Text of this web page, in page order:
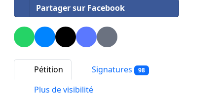
Partager sur Facebook
Pétition Signatures 98
Plus de visibilité